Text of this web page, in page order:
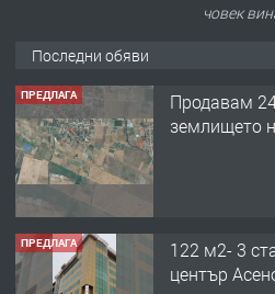
човек
Последни обяви
ПРЕДЛАГА
Продавам
землището
ПРЕДЛАГА
122 м2- 3
център